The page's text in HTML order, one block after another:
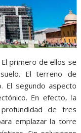
primero de ellos se
El terreno de
El segundo aspecto
En efecto, la
de tres
emplazar la torre